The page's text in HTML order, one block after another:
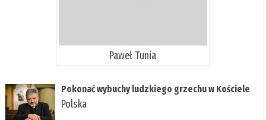
Paweł Tunia
Pokonać wybuchy ludzkiego grzechu w Kościele
Polska